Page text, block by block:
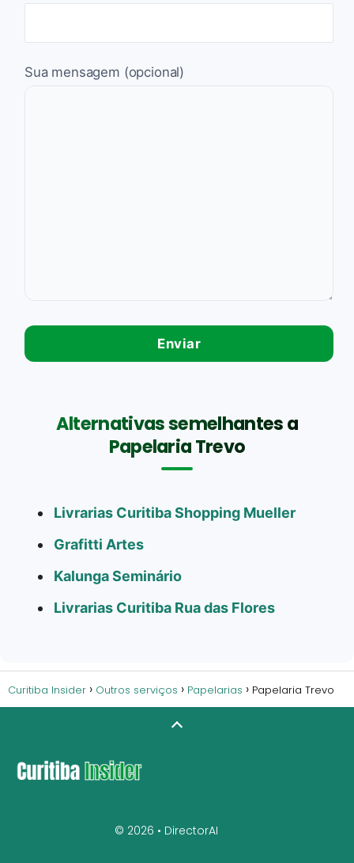
Sua mensagem (opcional)
Alternativas semelhantes a
Papelaria Trevo
Livrarias Curitiba Shopping Mueller
Grafitti Artes
Kalunga Seminário
Livrarias Curitiba Rua das Flores
Curitiba Insider Outros serviços Papelarias Papelaria Trevo
© 2026 • DirectorAI